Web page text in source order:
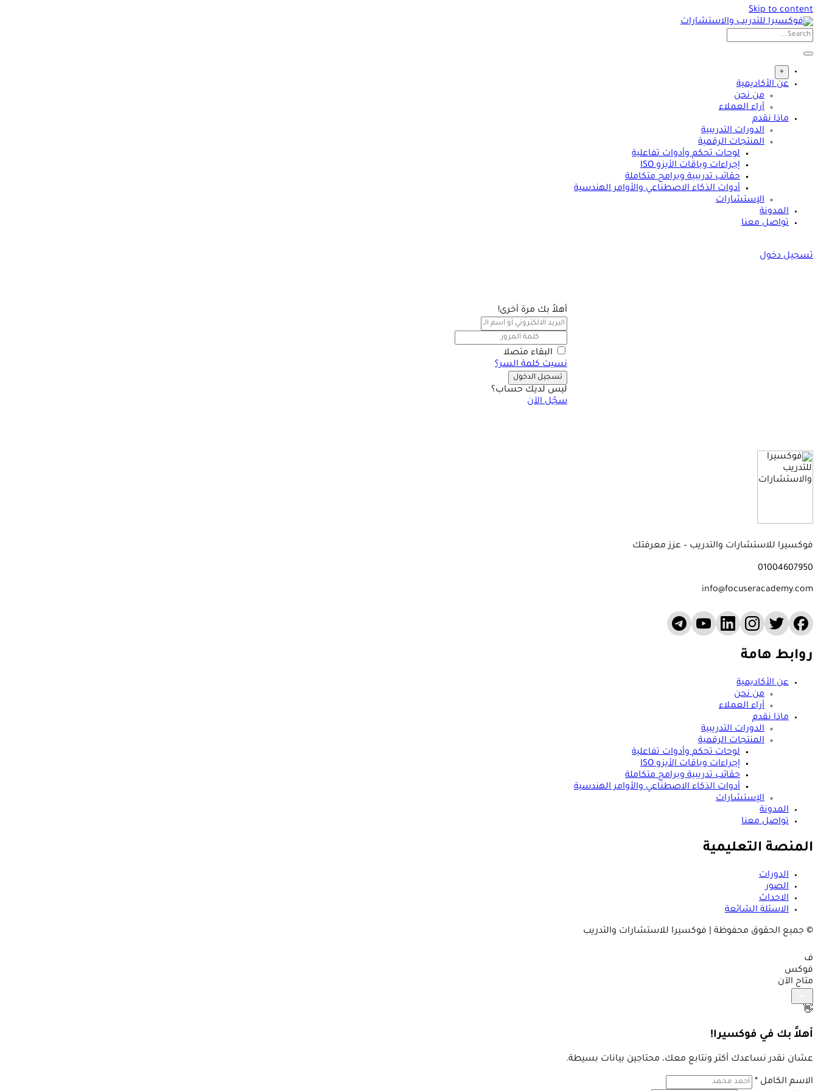
Skip to content
+
عن الأكاديمية
من نحن
أراء العملاء
ماذا نقدم
الدورات التدريبية
المنتجات الرقمية
لوحات تحكم وأدوات تفاعلية
إجراءات وباقات الأيزو ISO
حقائب تدريبية وبرامج متكاملة
أدوات الذكاء الاصطناعي والأوامر الهندسية
الإستشارات
المدونة
تواصل معنا
تسجيل دخول
أهلاً بك مرة أخرى!
البقاء متصلا
نسيت كلمة السر؟
تسجيل الدخول
ليس لديك حساب؟
سجّل الآن
فوكسيرا للاستشارات والتدريب – عزز معرفتك
01004607950
info@focuseracademy.com
روابط هامة
عن الأكاديمية
من نحن
أراء العملاء
ماذا نقدم
الدورات التدريبية
المنتجات الرقمية
لوحات تحكم وأدوات تفاعلية
إجراءات وباقات الأيزو ISO
حقائب تدريبية وبرامج متكاملة
أدوات الذكاء الاصطناعي والأوامر الهندسية
الإستشارات
المدونة
تواصل معنا
المنصة التعليمية
الدورات
الصور
الاحداث
الاسئلة الشائعة
© جميع الحقوق محفوظة | فوكسيرا للاستشارات والتدريب
ف
فوكس
متاح الآن
👋
أهلاً بك في فوكسيرا!
عشان نقدر نساعدك أكتر ونتابع معك، محتاجين بيانات بسيطة.
الاسم الكامل *